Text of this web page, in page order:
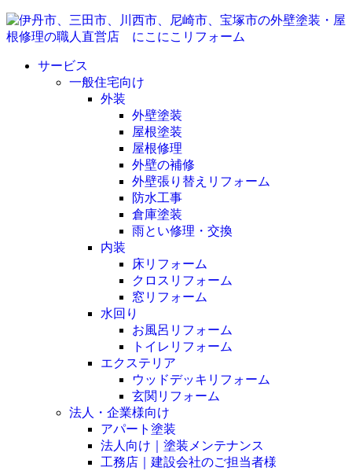
サービス
一般住宅向け
外装
外壁塗装
屋根塗装
屋根修理
外壁の補修
外壁張り替えリフォーム
防水工事
倉庫塗装
雨とい修理・交換
内装
床リフォーム
クロスリフォーム
窓リフォーム
水回り
お風呂リフォーム
トイレリフォーム
エクステリア
ウッドデッキリフォーム
玄関リフォーム
法人・企業様向け
アパート塗装
法人向け｜塗装メンテナンス
工務店｜建設会社のご担当者様